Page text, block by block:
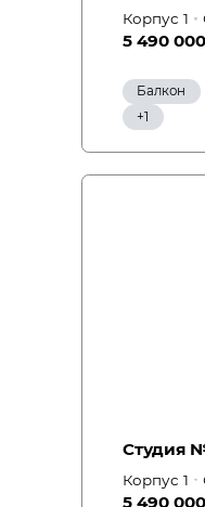
Корпус 1
5 490
Балкон
+1
Вид на улицу
Студия
Корпус 1
5 490